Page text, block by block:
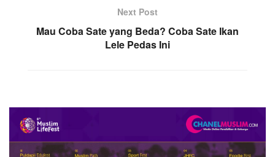
Next Post
Mau Coba Sate yang Beda? Coba Sate Ikan
Lele Pedas Ini